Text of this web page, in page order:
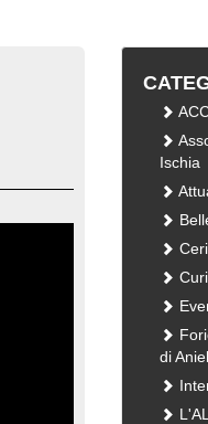
Ischia
di